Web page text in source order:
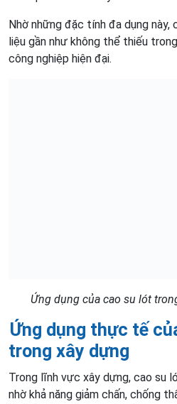
Nhờ những đặc tính đa dụng
liệu gần như không thể thiếu
công nghiệp hiện đại.
Ứng dụng của cao su lót
Ứng dụng thực tế
trong xây dựng
Trong lĩnh vực xây dựng, cao su
nhờ khả năng giảm chấn, chống